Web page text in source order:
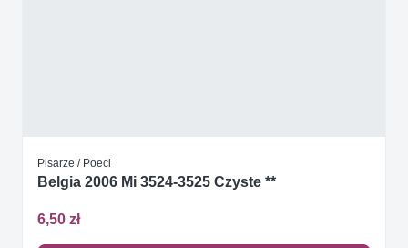
Pisarze / Poeci
Belgia 2006 Mi 3524-3525 Czyste **
6,50 zł